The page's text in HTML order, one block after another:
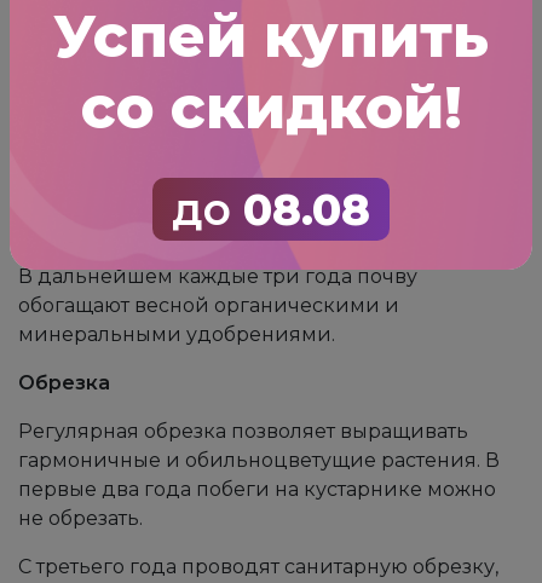
Успей купить
со скидкой!
до 08.08
К поливу кустарники не слишком
требовательны, его проводят в основном в
жаркие засушливые периоды.
Подкормка
Растения рекомендуется подкармливать,
начиная с 3-го года вегетации, например,
мочевиной, из расчета 15 г на 1 м2.
В дальнейшем каждые три года почву
обогащают весной органическими и
минеральными удобрениями.
Обрезка
Регулярная обрезка позволяет выращивать
гармоничные и обильноцветущие растения. В
первые два года побеги на кустарнике можно
не обрезать.
С третьего года проводят санитарную обрезку,